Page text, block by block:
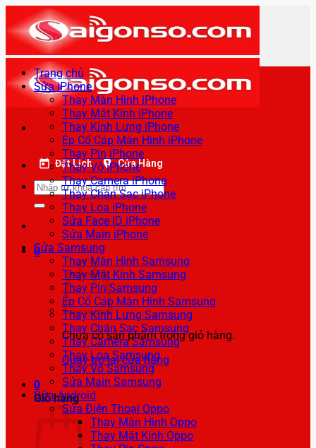
qua
nội
dung
Đặt Lịch Cửa Hàng
Tìm
kiếm:
0
Chưa có sản phẩm trong giỏ hàng.
Quay trở lại cửa hàng
0
Giỏ hàng
Trang chủ
Sửa iPhone
Thay Màn Hình iPhone
Thay Mặt Kính iPhone
Thay Kính Lưng iPhone
Ép Cổ Cáp Màn Hình iPhone
Thay Pin iPhone
Thay Vỏ iPhone
Thay Camera iPhone
Thay Chân Sạc iPhone
Thay Loa iPhone
Sửa Face ID iPhone
Sửa Main iPhone
Sửa Samsung
Thay Màn Hình Samsung
Thay Mặt Kính Samsung
Thay Pin Samsung
Ép Cổ Cáp Màn Hình Samsung
Thay Kính Lưng Samsung
Thay Chân Sạc Samsung
Thay Camera Samsung
Thay Loa Samsung
Thay Vỏ Samsung
Sửa Main Samsung
Sửa Android
Sửa Điện Thoại Oppo
Thay Màn Hình Oppo
Thay Mặt Kính Oppo